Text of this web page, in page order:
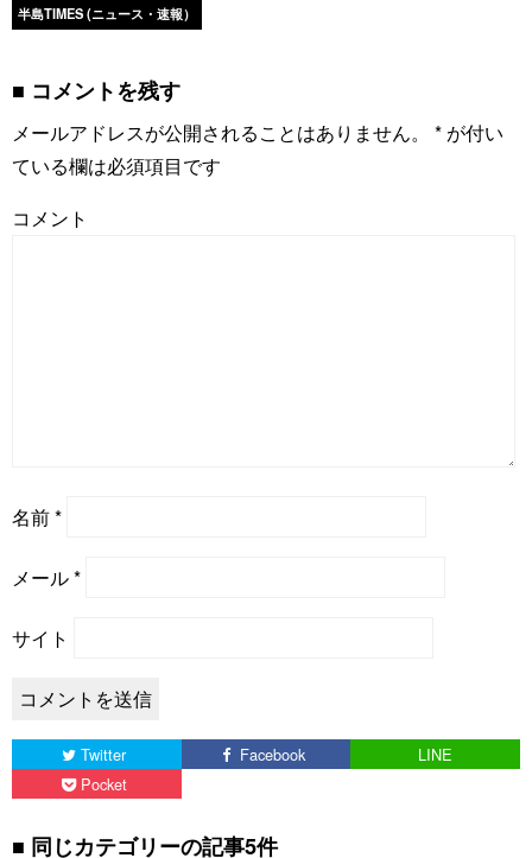
半島TIMES (ニュース・速報）
コメントを残す
メールアドレスが公開されることはありません。 * が付い
ている欄は必須項目です
コメント
名前*
メール*
サイト
Twitter Facebook
LINE
Pocket
同じカテゴリーの記事5件